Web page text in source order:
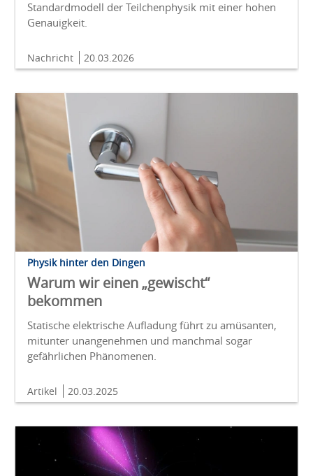
Standardmodell der Teilchenphysik mit einer hohen
Genauigkeit.
Nachricht 20.03.2026
Physik hinter den Dingen
Warum wir einen „gewischt“
bekommen
Statische elektrische Aufladung führt zu amüsanten,
mitunter unangenehmen und manchmal sogar
gefährlichen Phänomenen.
Artikel 20.03.2025